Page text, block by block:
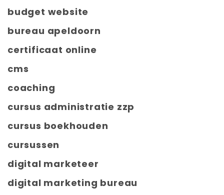
budget website
bureau apeldoorn
certificaat online
cms
coaching
cursus administratie zzp
cursus boekhouden
cursussen
digital marketeer
digital marketing bureau